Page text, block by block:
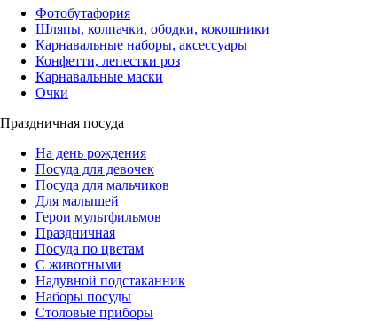
Фотобутафория
Шляпы, колпачки, ободки, кокошники
Карнавальные наборы, аксессуары
Конфетти, лепестки роз
Карнавальные маски
Очки
Праздничная посуда
На день рождения
Посуда для девочек
Посуда для мальчиков
Для малышей
Герои мультфильмов
Праздничная
Посуда по цветам
С животными
Надувной подстаканник
Наборы посуды
Столовые приборы